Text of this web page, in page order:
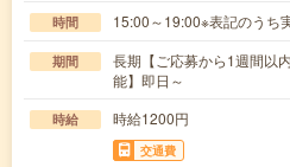
時間 15:00～19:00※表記のうち
期間
長期【ご応募から1週間以
能】即日～
時給 時給1200円
交通費